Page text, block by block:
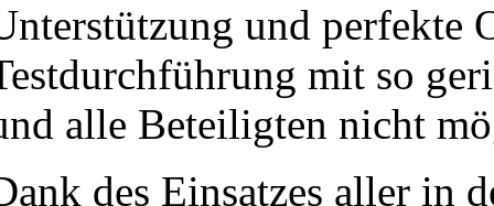
und perfekte
mit so
alle Beteiligten nicht
des Einsatzes aller in